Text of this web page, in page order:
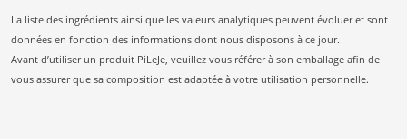
La liste des ingrédients ainsi que les valeurs analytiques peuvent évoluer et sont
données en fonction des informations dont nous disposons à ce jour.
Avant d’utiliser un produit PiLeJe, veuillez vous référer à son emballage afin de
vous assurer que sa composition est adaptée à votre utilisation personnelle.